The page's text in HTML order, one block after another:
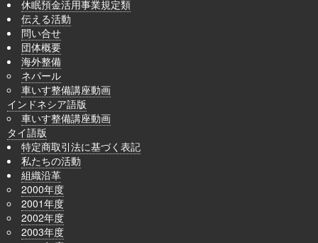
休眠預金活用事業規定類
伝える活動
問い合せ
団体概要
海外整備
ネパール
車いす整備講座動画
インドネシア語版
車いす整備講座動画
タイ語版
特定商取引法に基づく表記
私たちの活動
組織沿革
2000年度
2001年度
2002年度
2003年度